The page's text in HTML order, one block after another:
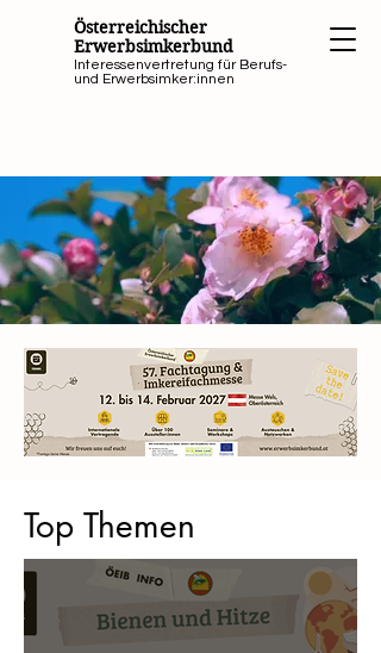
Österreichischer
Erwerbsimkerbund
Interessenvertretung für Berufs-
und Erwerbsimker:innen
HERZLICH
WILLKOMMEN
Top Themen